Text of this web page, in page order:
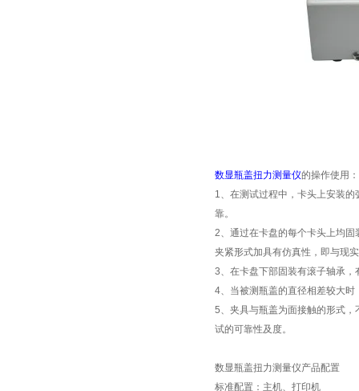
数显瓶盖扭力测量仪的操作使用 ：
1、 在测试过程中，卡头上安装
靠。
2、 通过在卡盘的每个卡头上均
夹紧形式加具有仿真性，即与现
3、 在卡盘下部固装有滚子轴承
4、 当被测瓶盖的直径相差较大
5、 夹具与瓶盖为面接触的形式
试的可靠性及度。
数显瓶盖扭力测量仪产品配置
标准配置：主机、打印机